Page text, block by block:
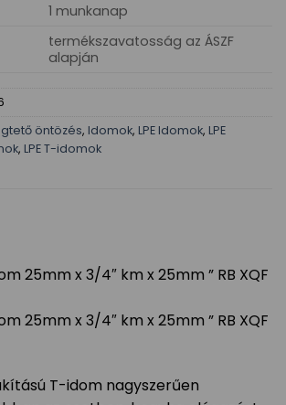
1 munkanap
termékszavatosság az ÁSZF
alapján
öntözés, Idomok, LPE Idomok, LPE
, LPE T-idomok
25mm x 3/4″ km x 25mm ” RB XQF
25mm x 3/4″ km x 25mm ” RB XQF
T-idom nagyszerűen